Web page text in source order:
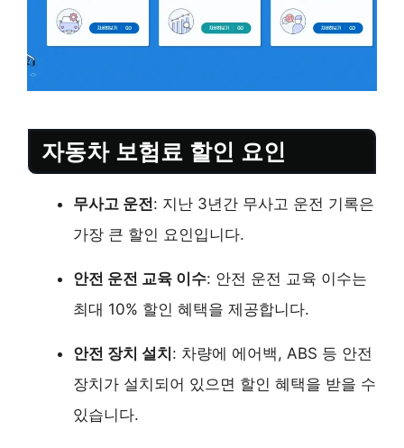
자동차 보험료 할인 요인
무사고 운전: 지난 3년간 무사고 운전 기록은
가장 큰 할인 요인입니다.
안전 운전 교육 이수: 안전 운전 교육 이수는
최대 10% 할인 혜택을 제공합니다.
안전 장치 설치: 차량에 에어백, ABS 등 안전
장치가 설치되어 있으면 할인 혜택을 받을 수
있습니다.